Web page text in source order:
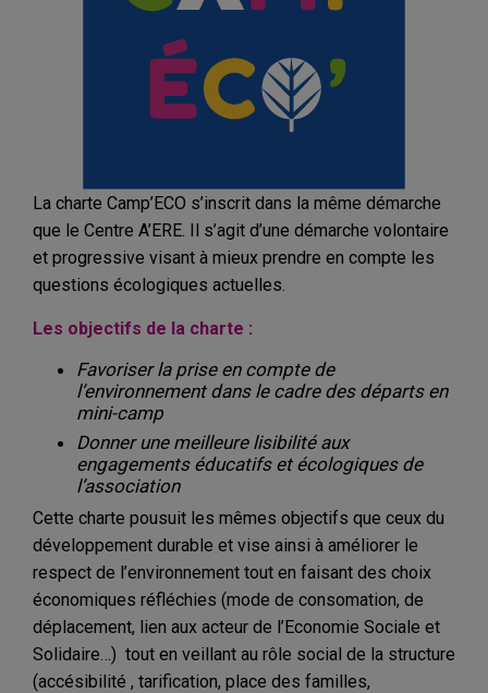
La charte Camp’ECO s’inscrit dans la même démarche
que le Centre A’ERE. Il s’agit d’une démarche volontaire
et progressive visant à mieux prendre en compte les
questions écologiques actuelles.
Les objectifs de la charte :
Favoriser la prise en compte de
l’environnement dans le cadre des départs en
mini-camp
Donner une meilleure lisibilité aux
engagements éducatifs et écologiques de
l’association
Cette charte pousuit les mêmes objectifs que ceux du
développement durable et vise ainsi à améliorer le
respect de l’environnement tout en faisant des choix
économiques réfléchies (mode de consomation, de
déplacement, lien aux acteur de l’Economie Sociale et
Solidaire…) tout en veillant au rôle social de la structure
(accésibilité , tarification, place des familles,